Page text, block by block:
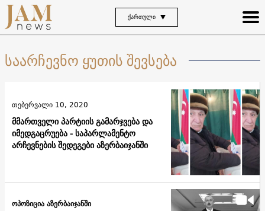
ᲥᲐᲠᲗᲣᲚᲘ
საარჩევნო ყუთის შევსება
მმართველი პარტიის გამარჯვება და
იმედგაცრუება - საპარლამენტო
არჩევნების შედეგები აზერბაიჯანში
თებერვალი 10, 2020
ოპოზიცია აზერბაიჯანში